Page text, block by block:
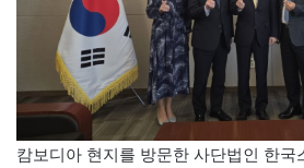
캄보디아 현지를 방문한 사단법인 한국